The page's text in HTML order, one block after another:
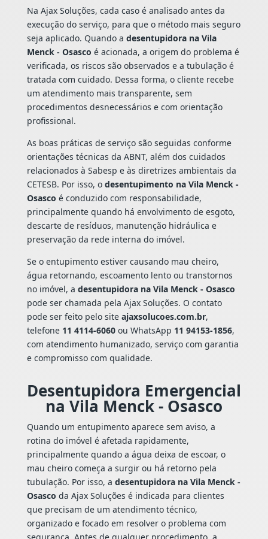
Na Ajax Soluções, cada caso é analisado antes da
execução do serviço, para que o método mais seguro
seja aplicado. Quando a desentupidora na Vila
Menck - Osasco é acionada, a origem do problema é
verificada, os riscos são observados e a tubulação é
tratada com cuidado. Dessa forma, o cliente recebe
um atendimento mais transparente, sem
procedimentos desnecessários e com orientação
profissional.
As boas práticas de serviço são seguidas conforme
orientações técnicas da ABNT, além dos cuidados
relacionados à Sabesp e às diretrizes ambientais da
CETESB. Por isso, o desentupimento na Vila Menck -
Osasco é conduzido com responsabilidade,
principalmente quando há envolvimento de esgoto,
descarte de resíduos, manutenção hidráulica e
preservação da rede interna do imóvel.
Se o entupimento estiver causando mau cheiro,
água retornando, escoamento lento ou transtornos
no imóvel, a desentupidora na Vila Menck - Osasco
pode ser chamada pela Ajax Soluções. O contato
pode ser feito pelo site ajaxsolucoes.com.br,
telefone 11 4114-6060ou WhatsApp 11 94153-1856,
com atendimento humanizado, serviço com garantia
e compromisso com qualidade.
Desentupidora Emergencial
na Vila Menck - Osasco
Quando um entupimento aparece sem aviso, a
rotina do imóvel é afetada rapidamente,
principalmente quando a água deixa de escoar, o
mau cheiro começa a surgir ou há retorno pela
tubulação. Por isso, a desentupidora na Vila Menck -
Osasco da Ajax Soluções é indicada para clientes
que precisam de um atendimento técnico,
organizado e focado em resolver o problema com
segurança. Antes de qualquer procedimento, a